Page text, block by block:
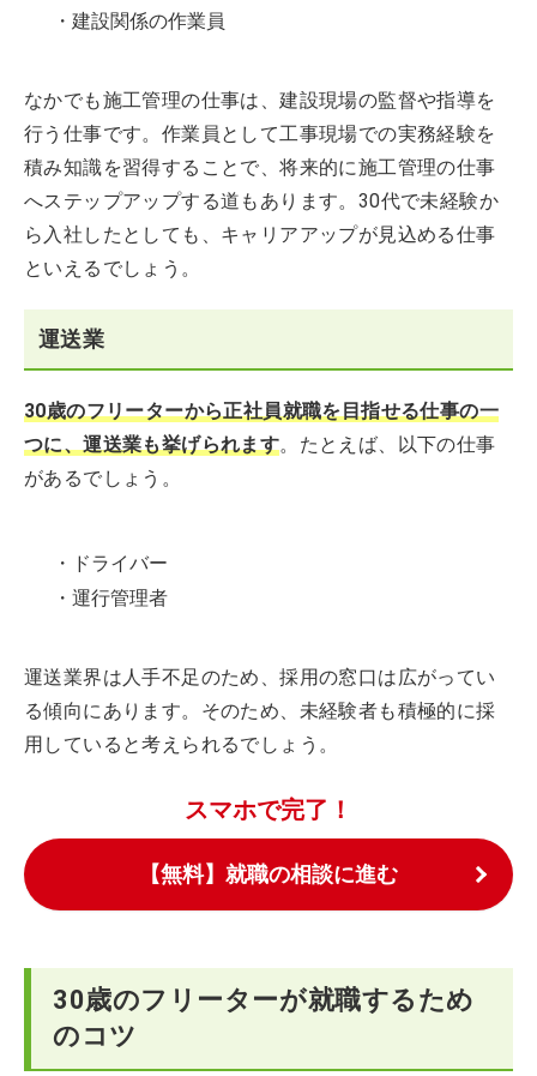
・建設関係の作業員
なかでも施工管理の仕事は、建設現場の監督や指導を
行う仕事です。作業員として工事現場での実務経験を
積み知識を習得することで、将来的に施工管理の仕事
へステップアップする道もあります。30代で未経験か
ら入社したとしても、キャリアアップが見込める仕事
といえるでしょう。
運送業
30歳のフリーターから正社員就職を目指せる仕事の一
つに、運送業も挙げられます。たとえば、以下の仕事
があるでしょう。
・ドライバー
・運行管理者
運送業界は人手不足のため、採用の窓口は広がってい
る傾向にあります。そのため、未経験者も積極的に採
用していると考えられるでしょう。
スマホで完了！
【無料】就職の相談に進む
30歳のフリーターが就職するため
のコツ